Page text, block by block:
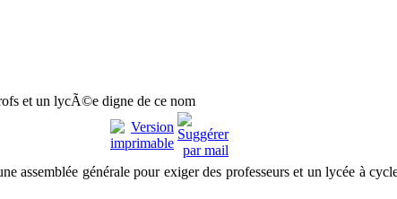
et un lycÃ©e digne de ce nom
assemblée générale pour exiger des professeurs et un lycée à